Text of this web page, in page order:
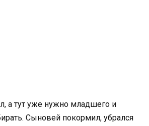
а тут уже нужно младшего и
Сыновей покормил, убрался